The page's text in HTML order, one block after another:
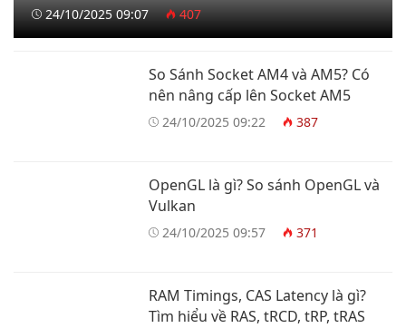
24/10/2025 09:07 407
So Sánh Socket AM4 và AM5? Có
nên nâng cấp lên Socket AM5
24/10/2025 09:22 387
OpenGL là gì? So sánh OpenGL và
Vulkan
24/10/2025 09:57 371
RAM Timings, CAS Latency là gì?
Tìm hiểu về RAS, tRCD, tRP, tRAS